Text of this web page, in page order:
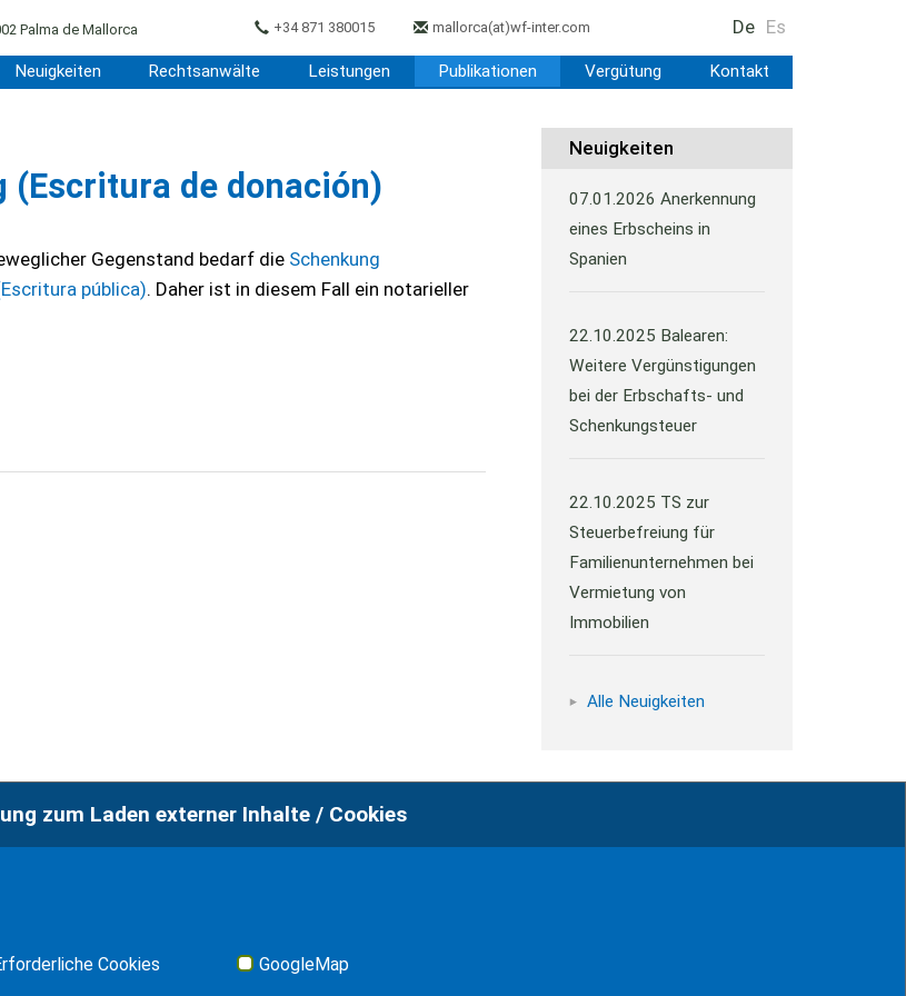
Palma de Mallorca mallorca(at)wf-inter.com
+34 871 380015 De Es
Neuigkeiten Rechtsanwälte Leistungen Publikationen Vergütung Kontakt
de donación)
Gegenstand bedarf die Schenkung
pública). Daher ist in diesem Fall ein notarieller
Neuigkeiten
07.01.2026Anerkennung
eines Erbscheins in
Spanien
22.10.2025 Balearen:
Weitere Vergünstigungen
bei der Erbschafts- und
Schenkungsteuer
22.10.2025 TS zur
Steuerbefreiung für
Familienunternehmen bei
Vermietung von
Immobilien
Alle Neuigkeiten
Impressum
zum Laden externer Inhalte / Cookies
Cookies GoogleMap